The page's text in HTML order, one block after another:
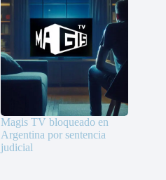
Magis TV bloqueado en
Argentina por sentencia
judicial